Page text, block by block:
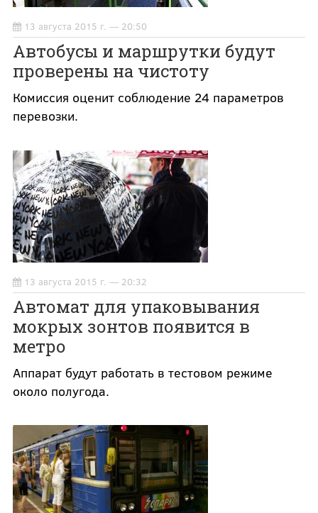
13 августа 2015 г. — 20:50
Автобусы и маршрутки будут
проверены на чистоту
Комиссия оценит соблюдение 24 параметров
перевозки.
13 августа 2015 г. — 20:32
Автомат для упаковывания
мокрых зонтов появится в
метро
Аппарат будут работать в тестовом режиме
около полугода.